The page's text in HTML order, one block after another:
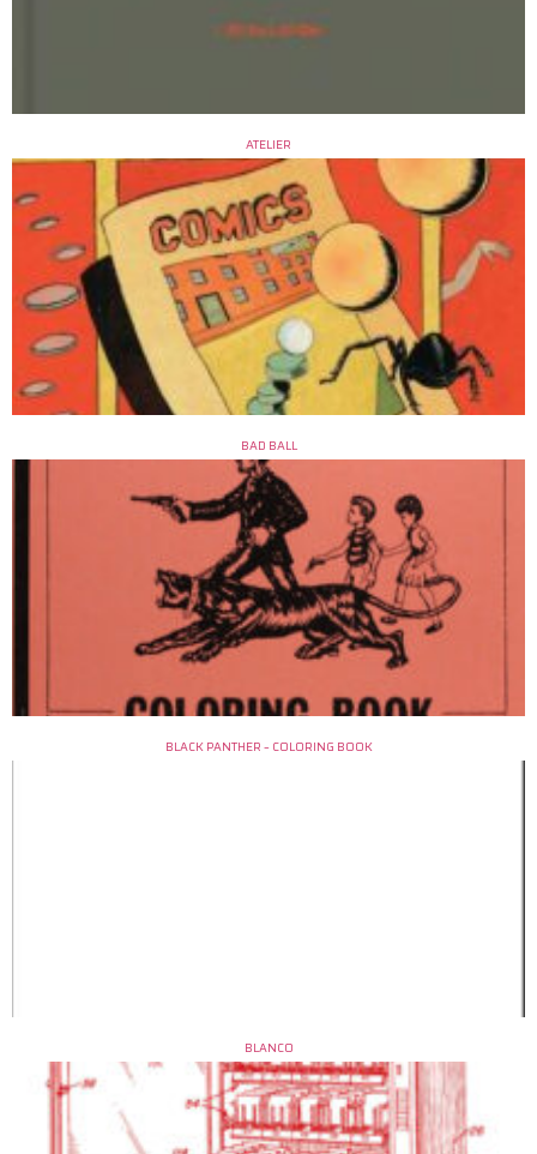
ATELIER
BAD BALL
BLACK PANTHER – COLORING BOOK
BLANCO